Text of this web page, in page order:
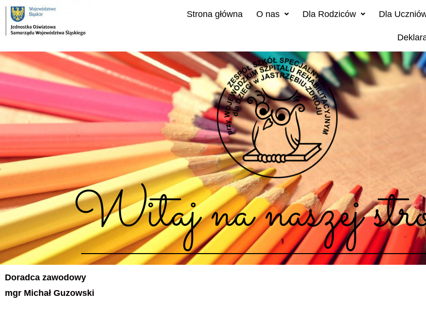
treści
Strona główna O nas Dla Rodziców Dla
Witaj na naszej
Doradca zawodowy
mgr Michał Guzowski